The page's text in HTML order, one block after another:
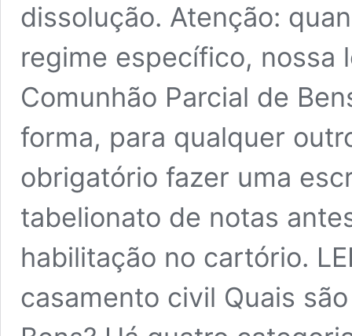
dissolução. Atenção:
regime específico, nossa
Comunhão Parcial de
forma, para qualquer
obrigatório fazer uma
tabelionato de notas
habilitação no cartório.
casamento civil Quais